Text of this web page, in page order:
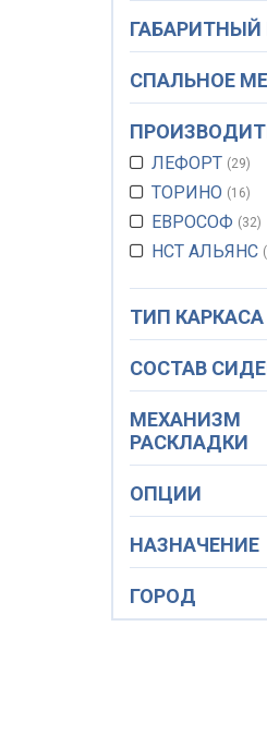
Диван
Диван
Для
Диван
+14
ГАБАРИТНЫЙ
СПАЛЬНОЕ
ЛЕФОРТ 29
ТОРИНО 16
ЕВРОСОФ 32
НСТ АЛЬЯНС
ТИП КАРКАСА
СОСТАВ
МЕХАНИЗМ
РАСКЛАДКИ
ОПЦИИ
НАЗНАЧЕНИЕ
ГОРОД